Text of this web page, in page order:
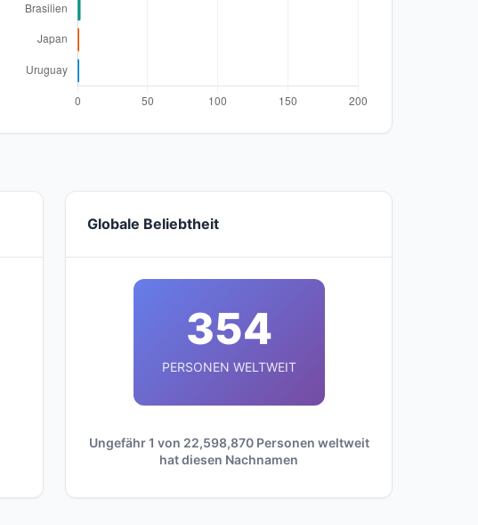
Globale Beliebtheit
354
PERSONEN WELTWEIT
Ungefähr 1 von 22,598,870 Personen weltweit
hat diesen Nachnamen